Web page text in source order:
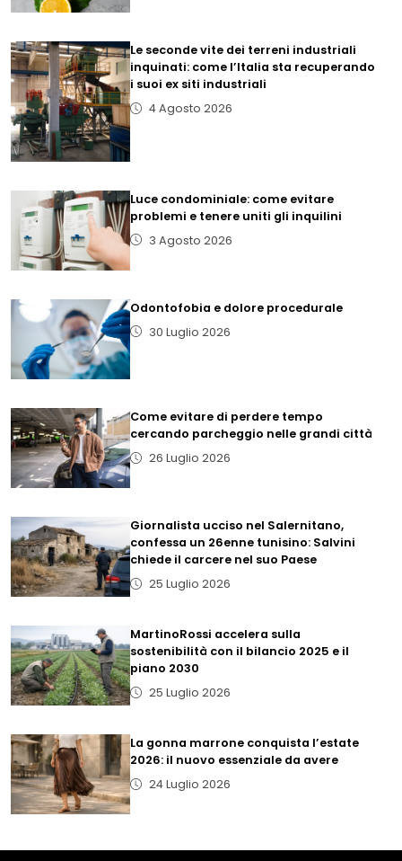
Le seconde vite dei terreni industriali
inquinati: come l’Italia sta recuperando
i suoi ex siti industriali
4 Agosto 2026
Luce condominiale: come evitare
problemi e tenere uniti gli inquilini
3 Agosto 2026
Odontofobia e dolore procedurale
30 Luglio 2026
Come evitare di perdere tempo
cercando parcheggio nelle grandi città
26 Luglio 2026
Giornalista ucciso nel Salernitano,
confessa un 26enne tunisino: Salvini
chiede il carcere nel suo Paese
25 Luglio 2026
MartinoRossi accelera sulla
sostenibilità con il bilancio 2025 e il
piano 2030
25 Luglio 2026
La gonna marrone conquista l’estate
2026: il nuovo essenziale da avere
24 Luglio 2026